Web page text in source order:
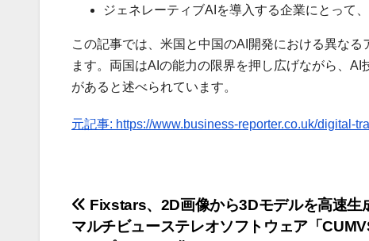
ジェネレーティブAIを導入する企業にとって
この記事では、米国と中国のAI開発における異な
ます。両国はAIの能力の限界を押し広げながら、
があると述べられています。
元記事: https://www.business-reporter.co.uk/digital-
投Fixstars、2D画像から3Dモデルを高速生
マルチビューステレオソフトウェア「